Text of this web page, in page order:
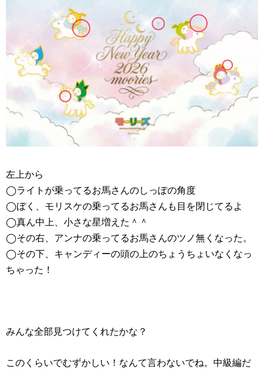
左上から
◯ライトが乗ってるお馬さんのしっぽの角度
◯ぼく、モリスケの乗ってるお馬さんも目を閉じてるよ
◯真ん中上、小さな星増えた＾＾
◯その右、アンナの乗ってるお馬さんのツノ無くなった。
◯その下、キャンディーの頭の上のちょうちょいなくなっ
ちゃった！
みんな全部見つけてくれたかな？
このくらいでむずかしい！なんて言わないでね。中級編だ